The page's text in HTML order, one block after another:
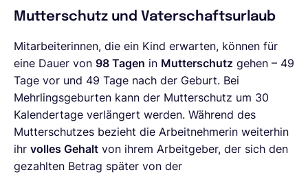
Mutterschutz und Vaterschaftsurlaub
Mitarbeiterinnen, die ein Kind erwarten, können für
eine Dauer von 98 Tagen in Mutterschutz gehen – 49
Tage vor und 49 Tage nach der Geburt. Bei
Mehrlingsgeburten kann der Mutterschutz um 30
Kalendertage verlängert werden. Während des
Mutterschutzes bezieht die Arbeitnehmerin weiterhin
ihr volles Gehalt von ihrem Arbeitgeber, der sich den
gezahlten Betrag später von der